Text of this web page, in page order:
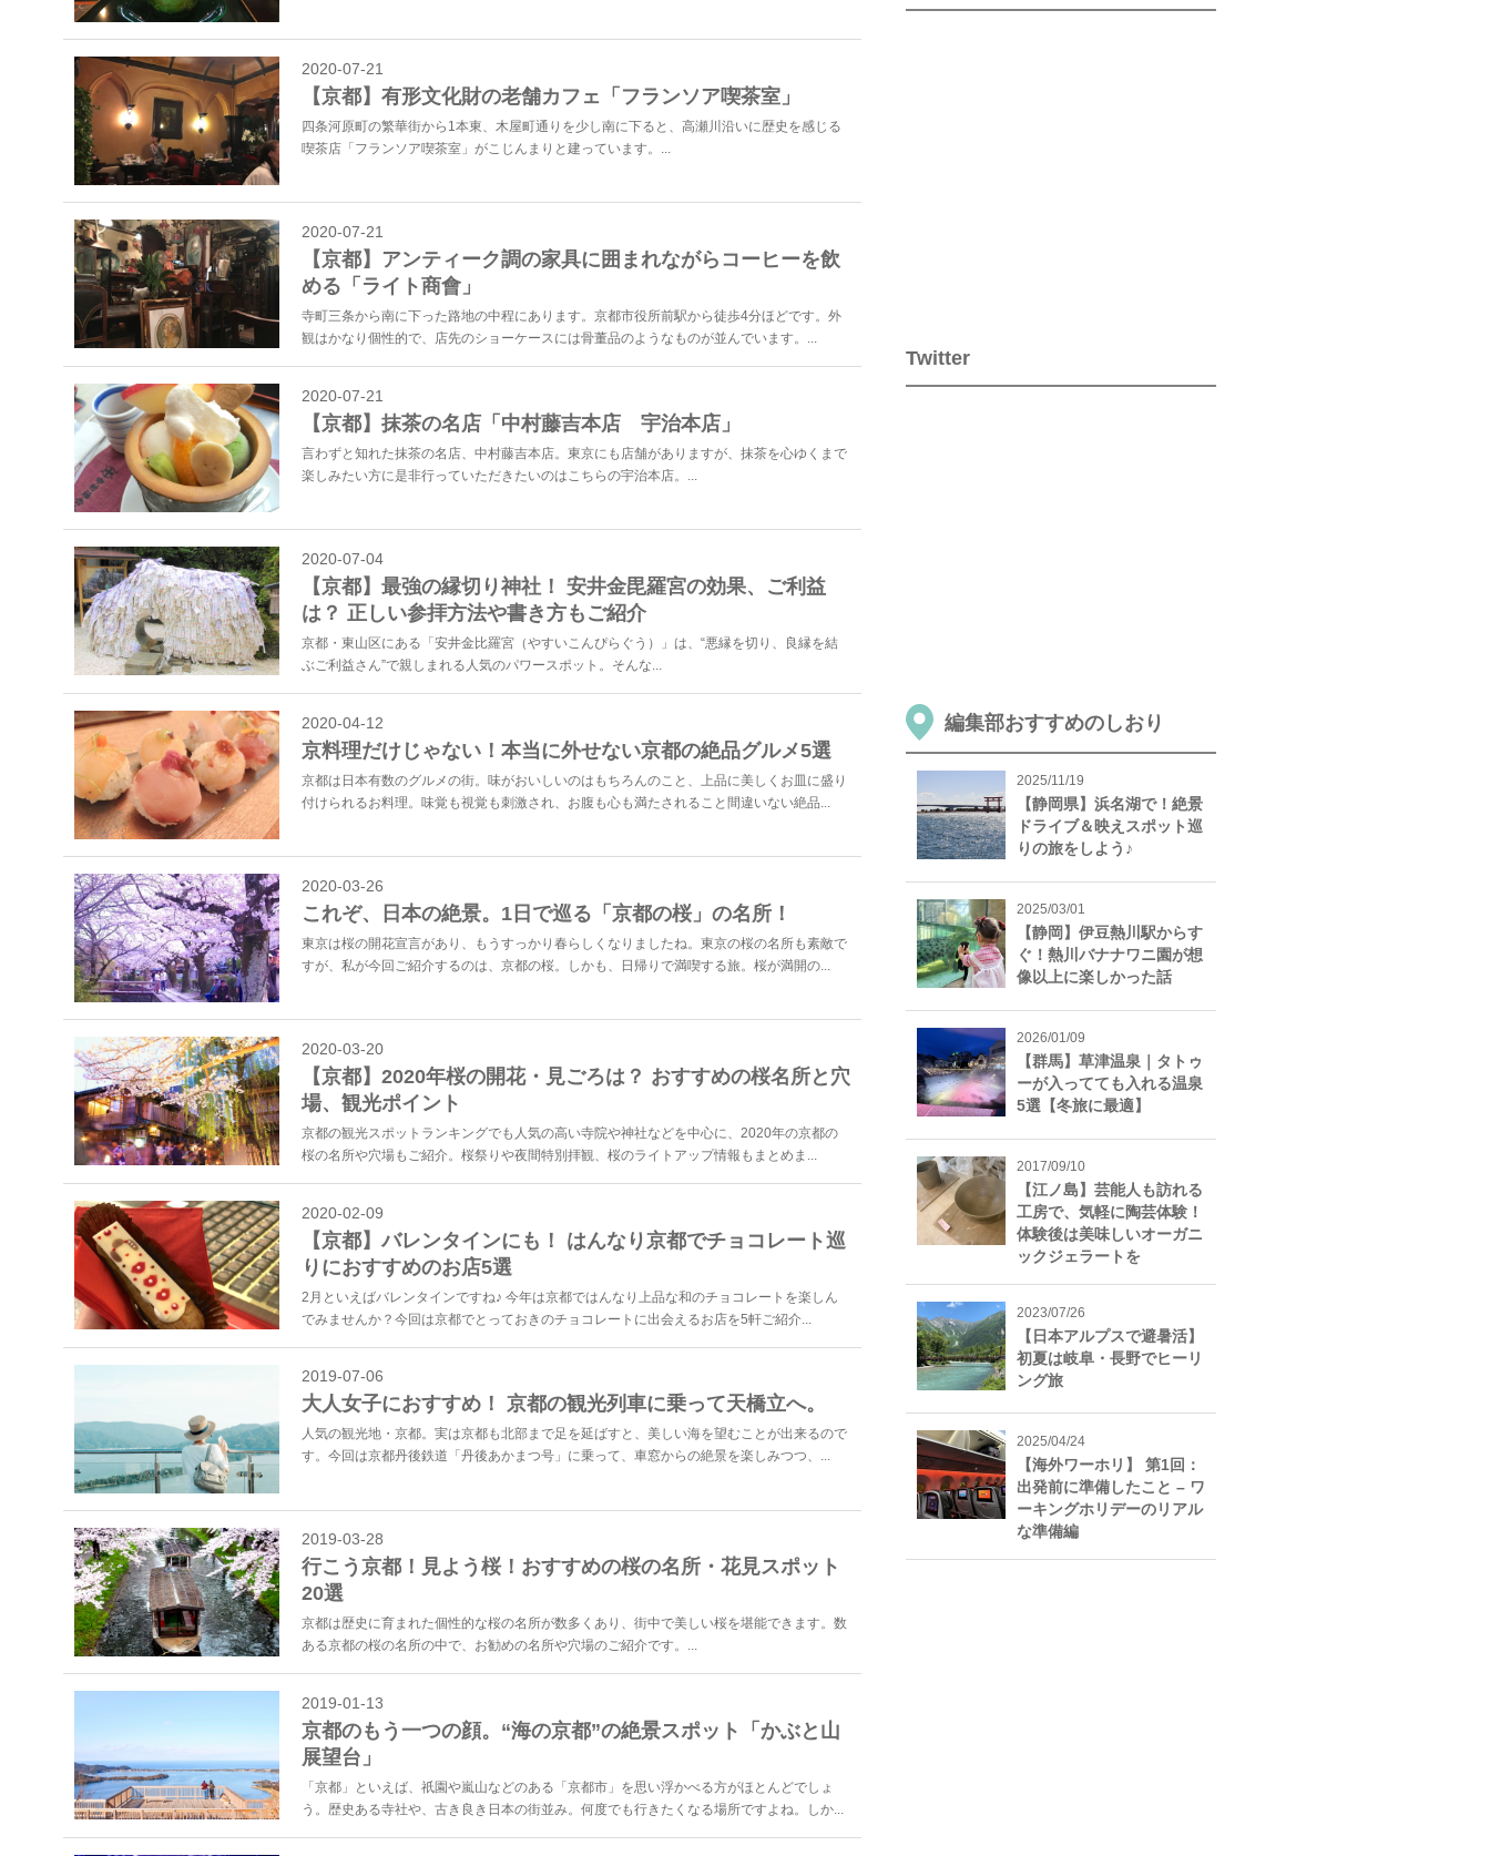
2020-07-21
【京都】有形文化財の老舗カフェ「フランソア喫茶室」
四条河原町の繁華街から1本東、木屋町通りを少し南に下ると、高瀬川沿いに歴史を感じる
喫茶店「フランソア喫茶室」がこじんまりと建っています。...
2020-07-21
【京都】アンティーク調の家具に囲まれながらコーヒーを飲
める「ライト商會」
寺町三条から南に下った路地の中程にあります。京都市役所前駅から徒歩4分ほどです。外
観はかなり個性的で、店先のショーケースには骨董品のようなものが並んでいます。...
2020-07-21
【京都】抹茶の名店「中村藤吉本店 宇治本店」
言わずと知れた抹茶の名店、中村藤吉本店。東京にも店舗がありますが、抹茶を心ゆくまで
楽しみたい方に是非行っていただきたいのはこちらの宇治本店。...
2020-07-04
【京都】最強の縁切り神社！ 安井金毘羅宮の効果、ご利益
は？ 正しい参拝方法や書き方もご紹介
京都・東山区にある「安井金比羅宮（やすいこんぴらぐう）」は、“悪縁を切り、良縁を結
ぶご利益さん”で親しまれる人気のパワースポット。そんな...
2020-04-12
京料理だけじゃない！本当に外せない京都の絶品グルメ5選
京都は日本有数のグルメの街。味がおいしいのはもちろんのこと、上品に美しくお皿に盛り
付けられるお料理。味覚も視覚も刺激され、お腹も心も満たされること間違いない絶品...
2020-03-26
これぞ、日本の絶景。1日で巡る「京都の桜」の名所！
東京は桜の開花宣言があり、もうすっかり春らしくなりましたね。東京の桜の名所も素敵で
すが、私が今回ご紹介するのは、京都の桜。しかも、日帰りで満喫する旅。桜が満開の...
2020-03-20
【京都】2020年桜の開花・見ごろは？ おすすめの桜名所と穴
場、観光ポイント
京都の観光スポットランキングでも人気の高い寺院や神社などを中心に、2020年の京都の
桜の名所や穴場もご紹介。桜祭りや夜間特別拝観、桜のライトアップ情報もまとめま...
2020-02-09
【京都】バレンタインにも！ はんなり京都でチョコレート巡
りにおすすめのお店5選
2月といえばバレンタインですね♪ 今年は京都ではんなり上品な和のチョコレートを楽しん
でみませんか？今回は京都でとっておきのチョコレートに出会えるお店を5軒ご紹介...
2019-07-06
大人女子におすすめ！ 京都の観光列車に乗って天橋立へ。
人気の観光地・京都。実は京都も北部まで足を延ばすと、美しい海を望むことが出来るので
す。今回は京都丹後鉄道「丹後あかまつ号」に乗って、車窓からの絶景を楽しみつつ、...
2019-03-28
行こう京都！見よう桜！おすすめの桜の名所・花見スポット
20選
京都は歴史に育まれた個性的な桜の名所が数多くあり、街中で美しい桜を堪能できます。数
ある京都の桜の名所の中で、お勧めの名所や穴場のご紹介です。...
2019-01-13
京都のもう一つの顔。“海の京都”の絶景スポット「かぶと山
展望台」
「京都」といえば、祇園や嵐山などのある「京都市」を思い浮かべる方がほとんどでしょ
う。歴史ある寺社や、古き良き日本の街並み。何度でも行きたくなる場所ですよね。しか...
Twitter
編集部おすすめのしおり
2025/11/19
【静岡県】浜名湖で！絶景
ドライブ＆映えスポット巡
りの旅をしよう♪
2025/03/01
【静岡】伊豆熱川駅からす
ぐ！熱川バナナワニ園が想
像以上に楽しかった話
2026/01/09
【群馬】草津温泉｜タトゥ
ーが入ってても入れる温泉
5選【冬旅に最適】
2017/09/10
【江ノ島】芸能人も訪れる
工房で、気軽に陶芸体験！
体験後は美味しいオーガニ
ックジェラートを
2023/07/26
【日本アルプスで避暑活】
初夏は岐阜・長野でヒーリ
ング旅
2025/04/24
【海外ワーホリ】 第1回：
出発前に準備したこと – ワ
ーキングホリデーのリアル
な準備編